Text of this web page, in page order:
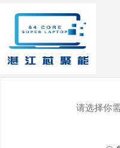
请选择你